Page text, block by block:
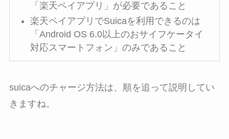
「楽天ペイアプリ」が必要であること
楽天ペイアプリでSuicaを利用できるのは
「Android OS 6.0以上のおサイフケータイ
対応スマートフォン」のみであること
suicaへのチャージ方法は、順を追って説明してい
きますね。